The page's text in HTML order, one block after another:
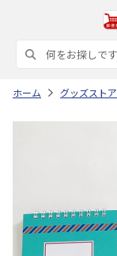
ホーム グッズストア